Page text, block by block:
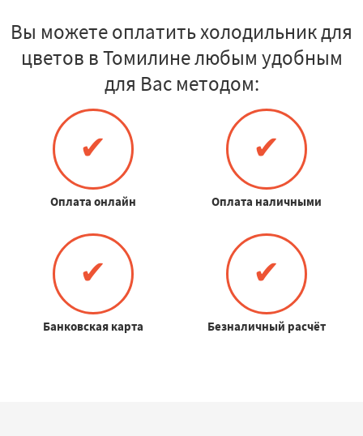
Вы можете оплатить холодильник для
цветов в Томилине любым удобным
для Вас методом:
✔
Оплата онлайн
✔
Оплата наличными
✔
Банковская карта
✔
Безналичный расчёт